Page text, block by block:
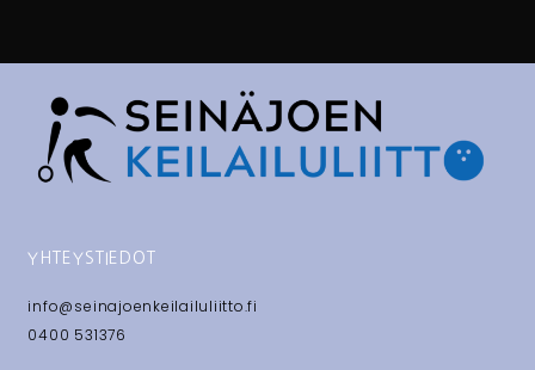
YHTEYSTIEDOT
info@seinajoenkeilailuliitto.fi
0400 531376